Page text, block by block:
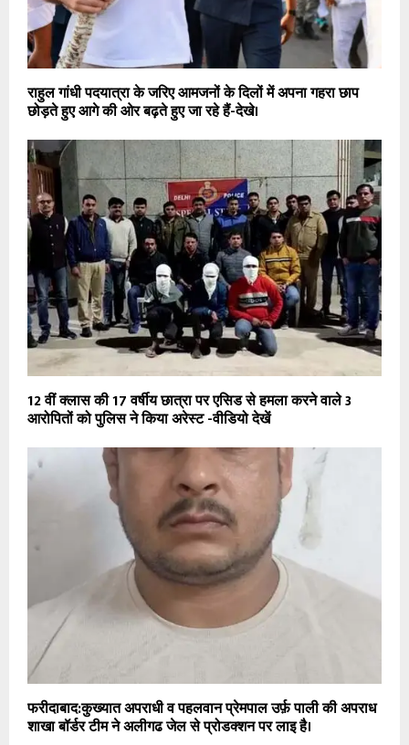
राहुल गांधी पदयात्रा के जरिए आमजनों के दिलों में अपना गहरा छाप
छोड़ते हुए आगे की ओर बढ़ते हुए जा रहे हैं-देखे।
12 वीं क्लास की 17 वर्षीय छात्रा पर एसिड से हमला करने वाले 3
आरोपितों को पुलिस ने किया अरेस्ट -वीडियो देखें
फरीदाबाद:कुख्यात अपराधी व पहलवान प्रेमपाल उर्फ़ पाली की अपराध
शाखा बॉर्डर टीम ने अलीगढ जेल से प्रोडक्शन पर लाइ है।